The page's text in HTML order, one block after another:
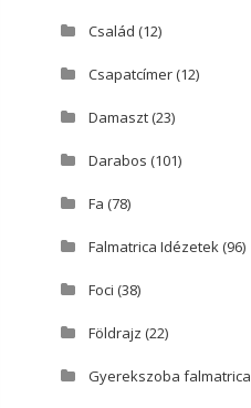
Család (12)
Csapatcímer(12)
Damaszt(23)
Darabos (101)
Fa (78)
Falmatrica Idézetek(96)
Foci (38)
Földrajz (22)
Gyerekszoba falmatrica